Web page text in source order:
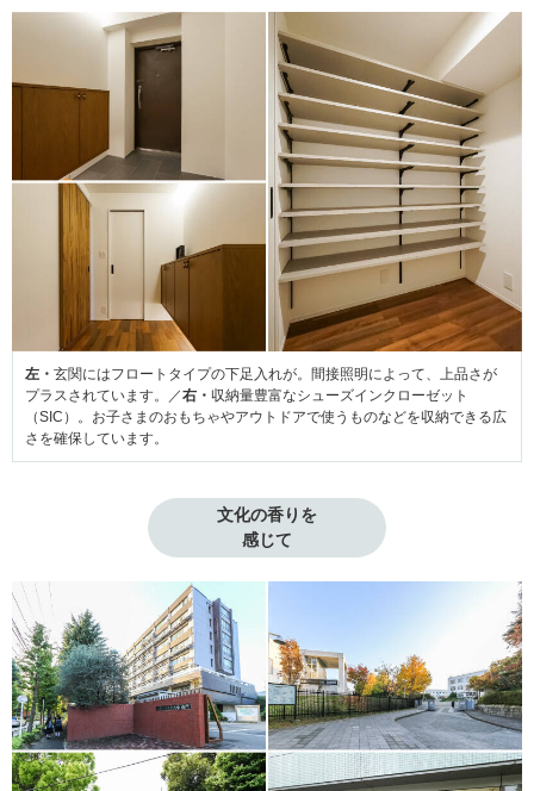
左・ 玄関にはフロートタイプの下足入れが。間接照明によって、上品さが
プラスされています。／右・ 収納量豊富なシューズインクローゼット
（SIC）。お子さまのおもちゃやアウトドアで使うものなどを収納できる広
さを確保しています。
文化の香りを
感じて